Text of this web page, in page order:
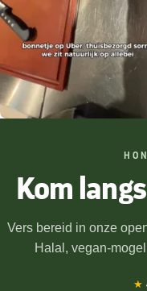
Kom
Vers bereid in onze
Halal, vegan-
★